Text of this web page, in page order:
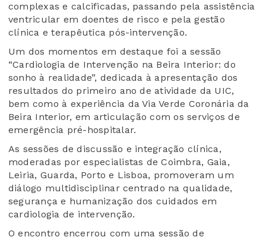
complexas e calcificadas, passando pela assistência
ventricular em doentes de risco e pela gestão
clínica e terapêutica pós-intervenção.
Um dos momentos em destaque foi a sessão
“Cardiologia de Intervenção na Beira Interior: do
sonho à realidade”, dedicada à apresentação dos
resultados do primeiro ano de atividade da UIC,
bem como à experiência da Via Verde Coronária da
Beira Interior, em articulação com os serviços de
emergência pré-hospitalar.
As sessões de discussão e integração clínica,
moderadas por especialistas de Coimbra, Gaia,
Leiria, Guarda, Porto e Lisboa, promoveram um
diálogo multidisciplinar centrado na qualidade,
segurança e humanização dos cuidados em
cardiologia de intervenção.
O encontro encerrou com uma sessão de